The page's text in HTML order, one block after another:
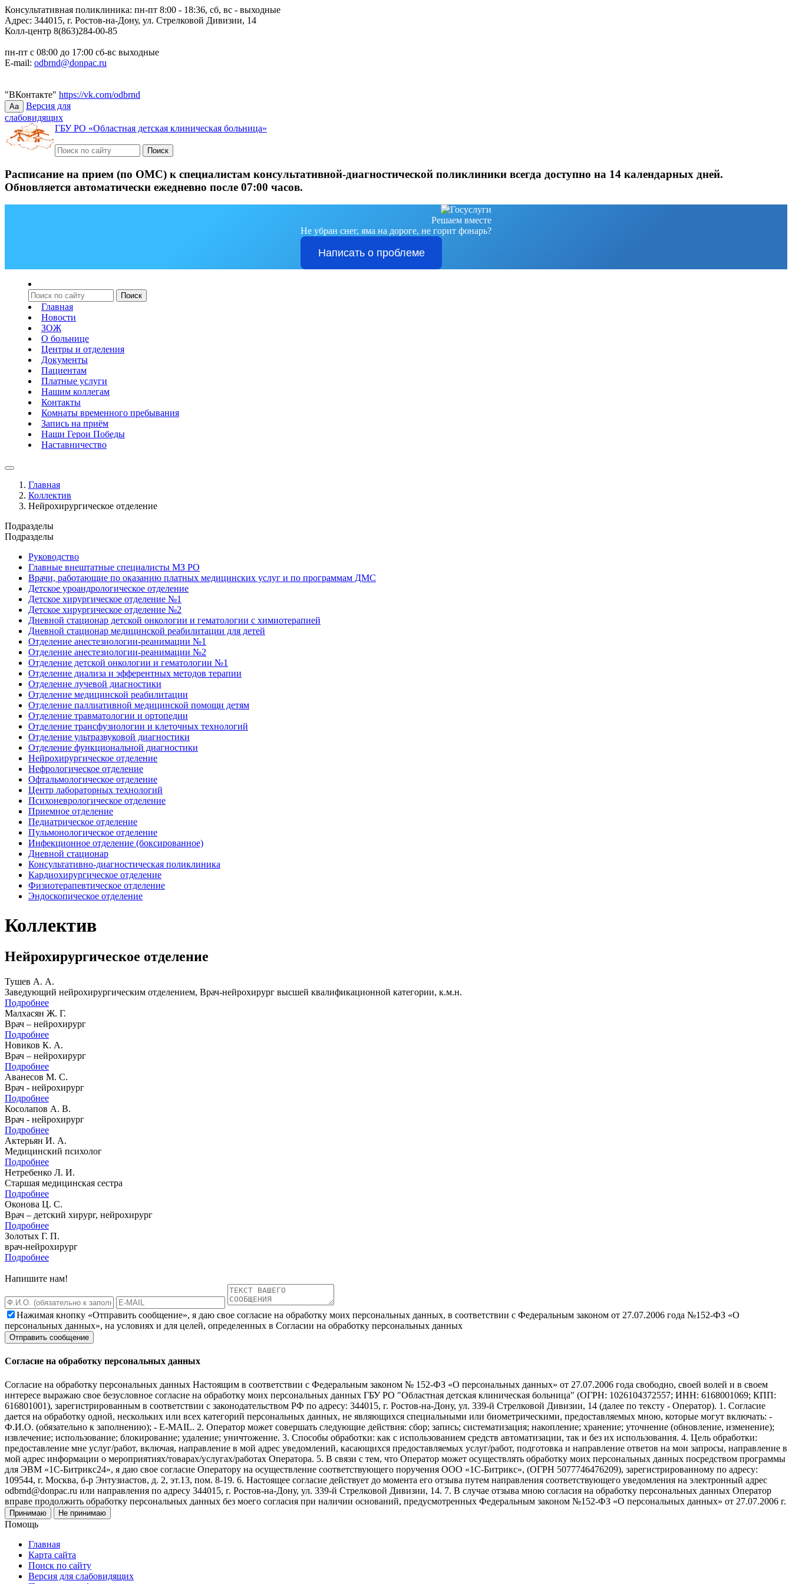
Консультативная поликлиника: пн-пт 8:00 - 18:36, сб, вс - выходные
Адрес: 344015, г. Ростов-на-Дону, ул. Стрелковой Дивизии, 14
Колл-центр 8(863)284-00-85
пн-пт с 08:00 до 17:00 сб-вс выходные
E-mail: odbrnd@donpac.ru
"ВКонтакте" https://vk.com/odbrnd
Aa
Версия для
слабовидящих
ГБУ РО «Областная детская клиническая больница»
Расписание на прием (по ОМС) к специалистам консультативной-диагностической поликлиники всегда доступно на 14 календарных дней.
Обновляется автоматически ежедневно после 07:00 часов.
Решаем вместе
Не убран снег, яма на дороге, не горит фонарь?
Написать о проблеме
Главная
Новости
ЗОЖ
О больнице
Центры и отделения
Документы
Пациентам
Платные услуги
Нашим коллегам
Контакты
Комнаты временного пребывания
Запись на приём
Наши Герои Победы
Наставничество
Главная
Коллектив
Нейрохирургическое отделение
Подразделы
Подразделы
Руководство
Главные внештатные специалисты МЗ РО
Врачи, работающие по оказанию платных медицинских услуг и по программам ДМС
Детское уроандрологическое отделение
Детское хирургическое отделение №1
Детское хирургическое отделение №2
Дневной стационар детской онкологии и гематологии с химиотерапией
Дневной стационар медицинской реабилитации для детей
Отделение анестезиологии-реанимации №1
Отделение анестезиологии-реанимации №2
Отделение детской онкологии и гематологии №1
Отделение диализа и эфферентных методов терапии
Отделение лучевой диагностики
Отделение медицинской реабилитации
Отделение паллиативной медицинской помощи детям
Отделение травматологии и ортопедии
Отделение трансфузиологии и клеточных технологий
Отделение ультразвуковой диагностики
Отделение функциональной диагностики
Нейрохирургическое отделение
Нефрологическое отделение
Офтальмологическое отделение
Центр лабораторных технологий
Психоневрологическое отделение
Приемное отделение
Педиатрическое отделение
Пульмонологическое отделение
Инфекционное отделение (боксированное)
Дневной стационар
Консультативно-диагностическая поликлиника
Кардиохирургическое отделение
Физиотерапевтическое отделение
Эндоскопическое отделение
Коллектив
Нейрохирургическое отделение
Тушев А. А.
Заведующий нейрохирургическим отделением, Врач-нейрохирург высшей квалификационной категории, к.м.н.
Подробнее
Малхасян Ж. Г.
Врач – нейрохирург
Подробнее
Новиков К. А.
Врач – нейрохирург
Подробнее
Аванесов М. С.
Врач - нейрохирург
Подробнее
Косолапов А. В.
Врач - нейрохирург
Подробнее
Актерьян И. А.
Медицинский психолог
Подробнее
Нетребенко Л. И.
Старшая медицинская сестра
Подробнее
Оконова Ц. С.
Врач – детский хирург, нейрохирург
Подробнее
Золотых Г. П.
врач-нейрохирург
Подробнее
Напишите нам!
Нажимая кнопку «Отправить сообщение», я даю свое согласие на обработку моих персональных данных, в соответствии с Федеральным законом от 27.07.2006 года №152-ФЗ «О
персональных данных», на условиях и для целей, определенных в Согласии на обработку персональных данных
Согласие на обработку персональных данных
Согласие на обработку персональных данных Настоящим в соответствии с Федеральным законом № 152-ФЗ «О персональных данных» от 27.07.2006 года свободно, своей волей и в своем
интересе выражаю свое безусловное согласие на обработку моих персональных данных ГБУ РО "Областная детская клиническая больница" (ОГРН: 1026104372557; ИНН: 6168001069; КПП:
616801001), зарегистрированным в соответствии с законодательством РФ по адресу: 344015, г. Ростов-на-Дону, ул. 339-й Стрелковой Дивизии, 14 (далее по тексту - Оператор). 1. Согласие
дается на обработку одной, нескольких или всех категорий персональных данных, не являющихся специальными или биометрическими, предоставляемых мною, которые могут включать: -
Ф.И.О. (обязательно к заполнению); - E-MAIL. 2. Оператор может совершать следующие действия: сбор; запись; систематизация; накопление; хранение; уточнение (обновление, изменение);
извлечение; использование; блокирование; удаление; уничтожение. 3. Способы обработки: как с использованием средств автоматизации, так и без их использования. 4. Цель обработки:
предоставление мне услуг/работ, включая, направление в мой адрес уведомлений, касающихся предоставляемых услуг/работ, подготовка и направление ответов на мои запросы, направление в
мой адрес информации о мероприятиях/товарах/услугах/работах Оператора. 5. В связи с тем, что Оператор может осуществлять обработку моих персональных данных посредством программы
для ЭВМ «1С-Битрикс24», я даю свое согласие Оператору на осуществление соответствующего поручения ООО «1С-Битрикс», (ОГРН 5077746476209), зарегистрированному по адресу:
109544, г. Москва, б-р Энтузиастов, д. 2, эт.13, пом. 8-19. 6. Настоящее согласие действует до момента его отзыва путем направления соответствующего уведомления на электронный адрес
odbrnd@donpac.ru или направления по адресу 344015, г. Ростов-на-Дону, ул. 339-й Стрелковой Дивизии, 14. 7. В случае отзыва мною согласия на обработку персональных данных Оператор
вправе продолжить обработку персональных данных без моего согласия при наличии оснований, предусмотренных Федеральным законом №152-ФЗ «О персональных данных» от 27.07.2006 г.
Принимаю Не принимаю
Помощь
Главная
Карта сайта
Поиск по сайту
Версия для слабовидящих